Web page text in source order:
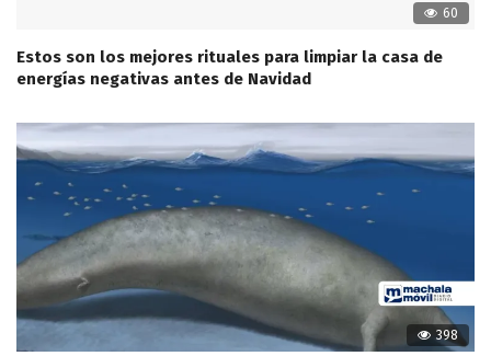
60
Estos son los mejores rituales para limpiar la casa de
energías negativas antes de Navidad
398